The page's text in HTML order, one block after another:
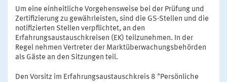
Um eine einheitliche Vorgehensweise bei der Prüfung und
Zertifizierung zu gewährleisten, sind die GS-Stellen und die
notifizierten Stellen verpflichtet, an den
Erfahrungsaustauschkreisen (EK) teilzunehmen. In der
Regel nehmen Vertreter der Marktüberwachungsbehörden
als Gäste an den Sitzungen teil.
Den Vorsitz im Erfahrungsaustauschkreis 8 "Persönliche